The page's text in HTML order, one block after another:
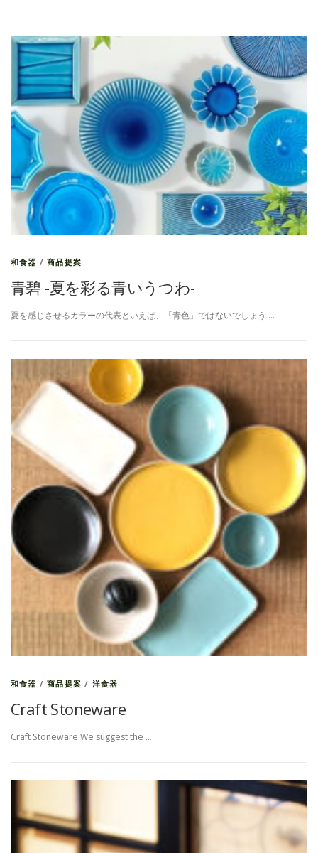
和食器 /商品提案
青碧 -夏を彩る青いうつわ-
夏を感じさせるカラーの代表といえば、「青色」ではないでしょう …
和食器 /商品提案 / 洋食器
Craft Stoneware
Craft Stoneware We suggest the …